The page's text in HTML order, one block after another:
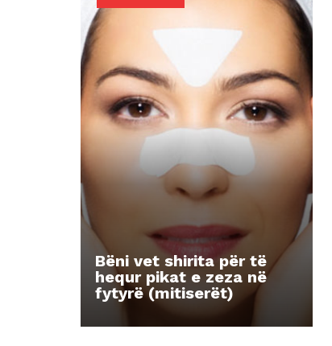
Bëni vet shirita për të
hequr pikat e zeza në
fytyrë (mitiserët)